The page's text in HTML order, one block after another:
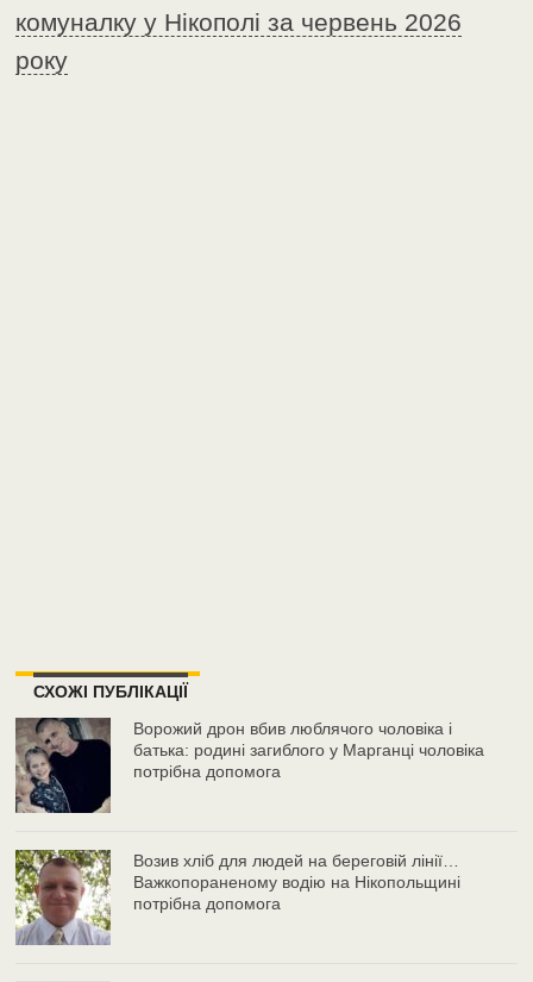
комуналку у Нікополі за червень 2026
року
СХОЖІ ПУБЛІКАЦІЇ
Ворожий дрон вбив люблячого чоловіка і
батька: родині загиблого у Марганці чоловіка
потрібна допомога
Возив хліб для людей на береговій лінії…
Важкопораненому водію на Нікопольщині
потрібна допомога